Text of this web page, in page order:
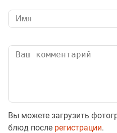
Вы можете загрузить
блюд после регистрации.